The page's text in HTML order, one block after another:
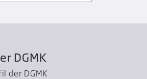
DGMK
der DGMK